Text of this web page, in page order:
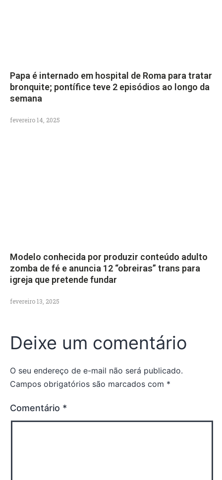
Papa é internado em hospital de Roma para tratar
bronquite; pontífice teve 2 episódios ao longo da
semana
fevereiro 14, 2025
Modelo conhecida por produzir conteúdo adulto
zomba de fé e anuncia 12 “obreiras” trans para
igreja que pretende fundar
fevereiro 13, 2025
Deixe um comentário
O seu endereço de e-mail não será publicado.
Campos obrigatórios são marcados com *
Comentário *